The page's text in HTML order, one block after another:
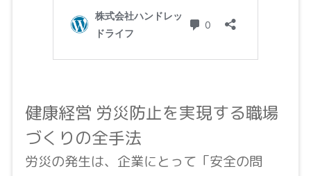
健康経営 労災防止を実現する職場
づくりの全手法
労災の発生は、企業にとって「安全の問